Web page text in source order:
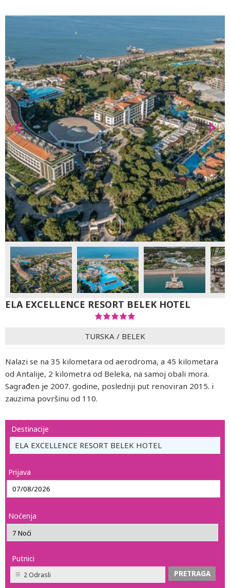
ELA EXCELLENCE RESORT BELEK HOTEL
TURSKA / BELEK
Nalazi se na 35 kilometara od aerodroma, a 45 kilometara
od Antalije, 2 kilometra od Beleka, na samoj obali mora.
Sagrađen je 2007. godine, poslednji put renoviran 2015. i
zauzima površinu od 110.
Destinacije
ELA EXCELLENCE RESORT BELEK HOTEL
Prijava
Noćenja
Putnici
2 Odrasli